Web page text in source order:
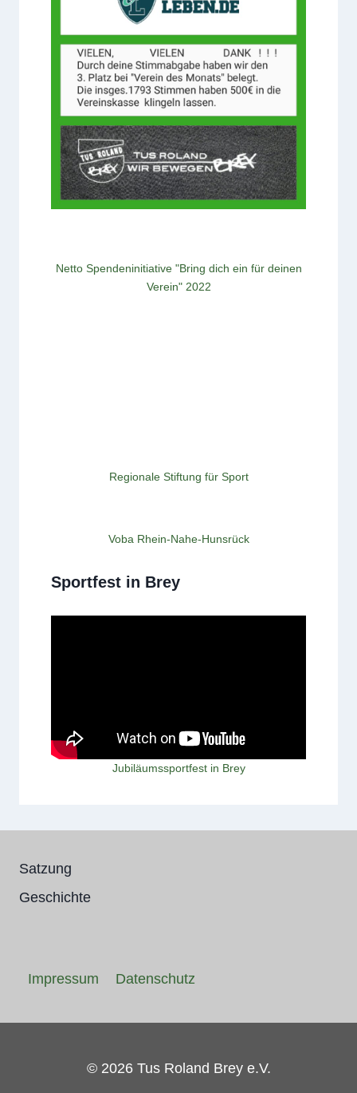
Netto Spendeninitiative "Bring dich ein für deinen
Verein" 2022
Regionale Stiftung für Sport
Voba Rhein-Nahe-Hunsrück
Sportfest in Brey
Jubiläumssportfest in Brey
Satzung
Geschichte
Impressum Datenschutz
© 2026 Tus Roland Brey e.V.